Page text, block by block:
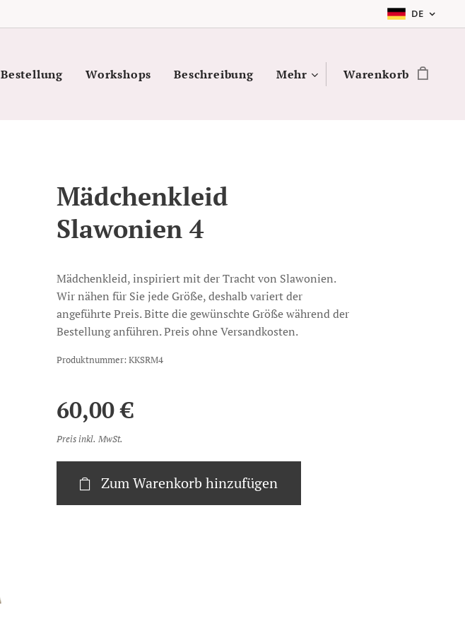
DE
Bestellung Workshops Beschreibung Mehr Warenkorb
Mädchenkleid
Slawonien 4
Mädchenkleid, inspiriert mit der Tracht von Slawonien.
Wir nähen für Sie jede Größe, deshalb variert der
angeführte Preis. Bitte die gewünschte Größe während der
Bestellung anführen. Preis ohne Versandkosten.
Produktnummer: KKSRM4
60,00€
Preis inkl. MwSt.
Zum Warenkorb hinzufügen